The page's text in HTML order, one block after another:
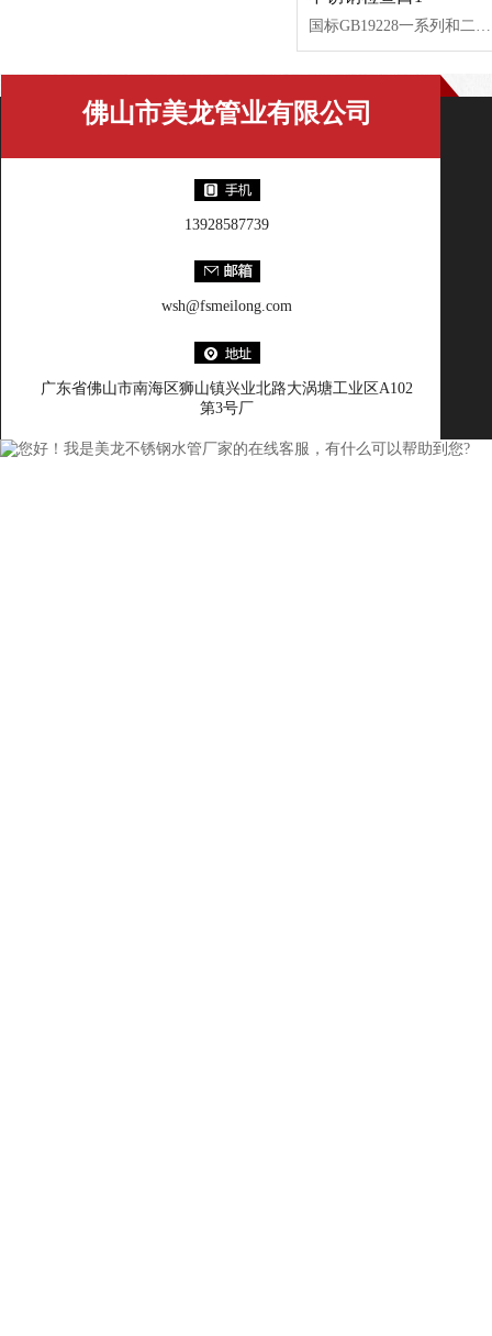
国标GB19228一系列和二系列。口径从DN50--DN200，库存量充足。交货周期快。
佛山市美龙管业有限公司
13928587739
wsh@fsmeilong.com
广东省佛山市南海区狮山镇兴业北路大涡塘工业区A102
第3号厂